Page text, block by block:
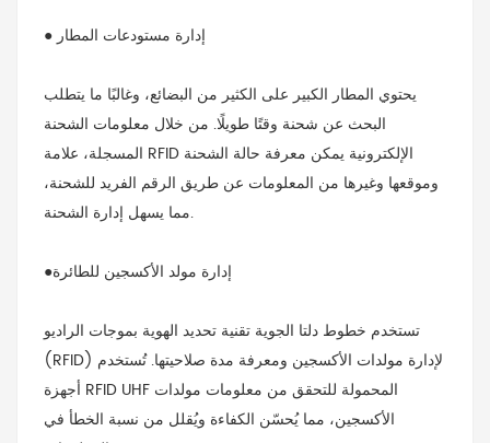
● إدارة مستودعات المطار
يحتوي المطار الكبير على الكثير من البضائع، وغالبًا ما يتطلب
البحث عن شحنة وقتًا طويلًا. من خلال معلومات الشحنة
المسجلة،
علامة RFID الإلكترونية يمكن معرفة حالة الشحنة
وموقعها وغيرها من المعلومات عن طريق الرقم الفريد للشحنة،
مما يسهل إدارة الشحنة.
●إدارة مولد الأكسجين للطائرة
تستخدم خطوط دلتا الجوية تقنية تحديد الهوية بموجات الراديو
(RFID) لإدارة مولدات الأكسجين ومعرفة مدة صلاحيتها. تُستخدم
أجهزة RFID UHF المحمولة للتحقق من معلومات مولدات
الأكسجين، مما يُحسّن الكفاءة ويُقلل من نسبة الخطأ في